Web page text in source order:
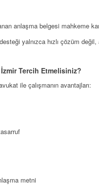
anlaşma belgesi mahkeme
yalnızca hızlı çözüm
Tercih Etmelisiniz?
ile çalışmanın avantajları:
metni